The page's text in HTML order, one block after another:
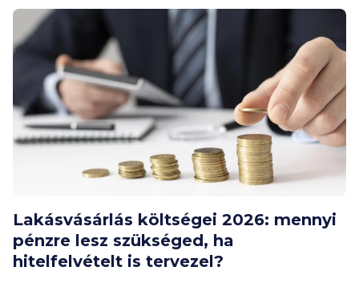
Lakásvásárlás költségei 2026: mennyi
pénzre lesz szükséged, ha
hitelfelvételt is tervezel?